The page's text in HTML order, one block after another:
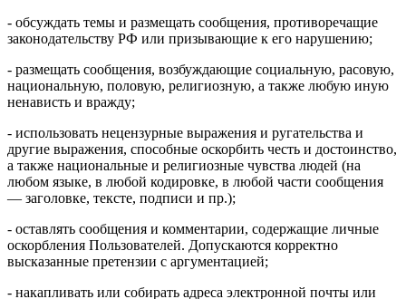
- обсуждать темы и размещать сообщения, противоречащие
законодательству РФ или призывающие к его нарушению;
- размещать сообщения, возбуждающие социальную, расовую,
национальную, половую, религиозную, а также любую иную
ненависть и вражду;
- использовать нецензурные выражения и ругательства и
другие выражения, способные оскорбить честь и достоинство,
а также национальные и религиозные чувства людей (на
любом языке, в любой кодировке, в любой части сообщения
— заголовке, тексте, подписи и пр.);
- оставлять сообщения и комментарии, содержащие личные
оскорбления Пользователей. Допускаются корректно
высказанные претензии с аргументацией;
- накапливать или собирать адреса электронной почты или